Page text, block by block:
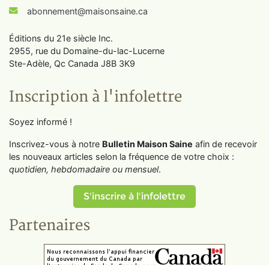
abonnement@maisonsaine.ca
Éditions du 21e siècle Inc.
2955, rue du Domaine-du-lac-Lucerne
Ste-Adèle, Qc Canada J8B 3K9
Inscription à l'infolettre
Soyez informé !
Inscrivez-vous à notre Bulletin Maison Saine afin de recevoir
les nouveaux articles selon la fréquence de votre choix :
quotidien, hebdomadaire ou mensuel.
S'inscrire à l'infolettre
Partenaires